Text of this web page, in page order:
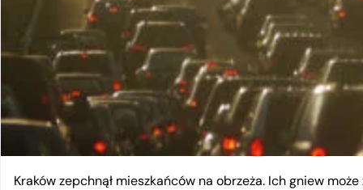
Kraków zepchnął mieszkańców na obrzeża. Ich gniew